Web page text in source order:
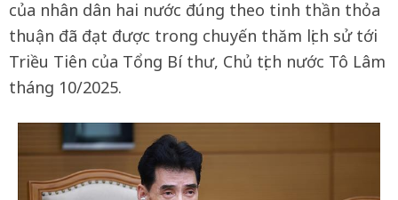
của nhân dân hai nước đúng theo tinh thần thỏa
thuận đã đạt được trong chuyến thăm lịch sử tới
Triều Tiên của Tổng Bí thư, Chủ tịch nước Tô Lâm
tháng 10/2025.